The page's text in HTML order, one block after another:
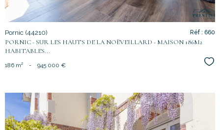
Pornic (44210)
PORNIC - SUR LES HAUTS DE LA NOËVEILLARD - MAISON 186M2
HABITABLES...
Réf : 660
186 m² - 945 000 €